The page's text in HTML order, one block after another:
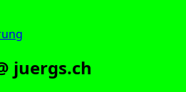
juergs.ch